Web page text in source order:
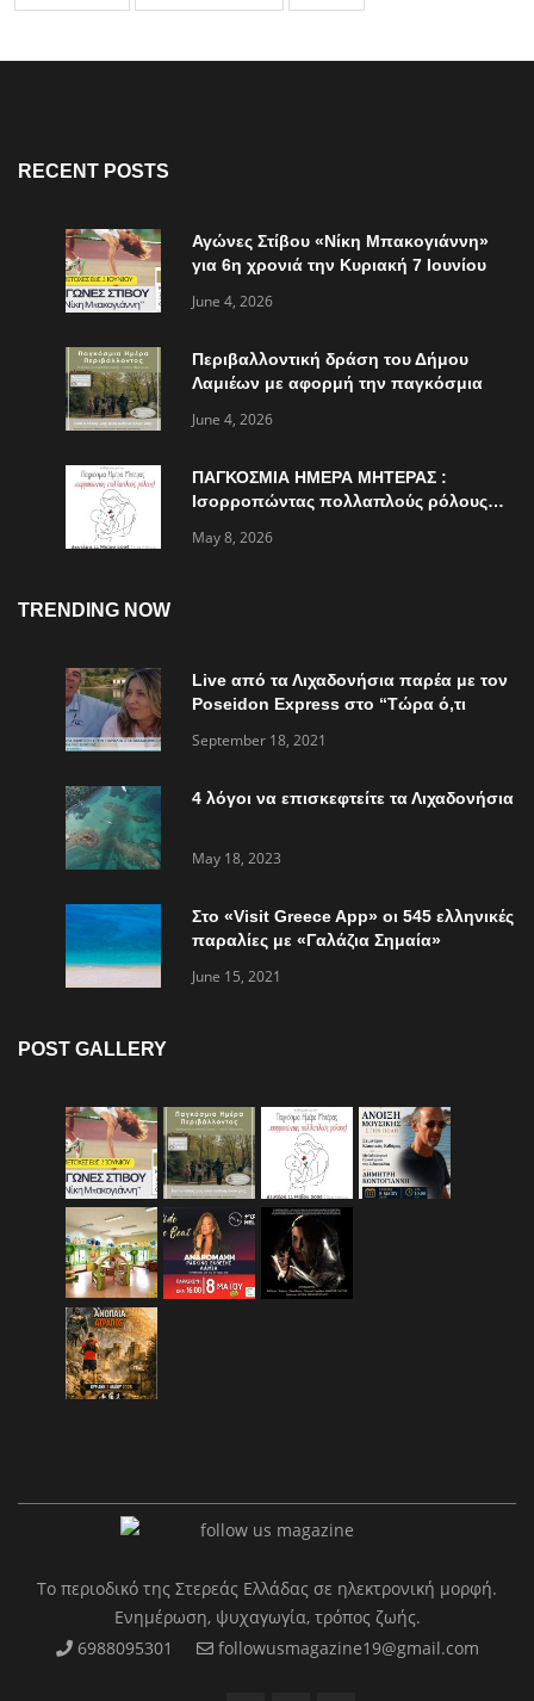
RECENT POSTS
Αγώνες Στίβου «Νίκη Μπακογιάννη»
για 6η χρονιά την Κυριακή 7 Ιουνίου
June 4, 2026
Περιβαλλοντική δράση του Δήμου
Λαμιέων με αφορμή την παγκόσμια
June 4, 2026
ΠΑΓΚΟΣΜΙΑ ΗΜΕΡΑ ΜΗΤΕΡΑΣ :
Ισορροπώντας πολλαπλούς ρόλους…
May 8, 2026
TRENDING NOW
Live από τα Λιχαδονήσια παρέα με τον
Poseidon Express στο “Τώρα ό,τι
September 18, 2021
4 λόγοι να επισκεφτείτε τα Λιχαδονήσια
May 18, 2023
Στο «Visit Greece App» οι 545 ελληνικές
παραλίες με «Γαλάζια Σημαία»
June 15, 2021
POST GALLERY
Το περιοδικό της Στερεάς Ελλάδας σε ηλεκτρονική μορφή.
Ενημέρωση, ψυχαγωγία, τρόπος ζωής.
6988095301
followusmagazine19@gmail.com